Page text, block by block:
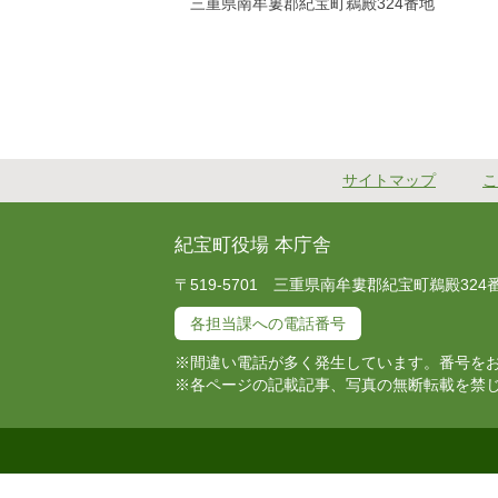
サイトマップ
紀宝町役場 本庁舎
〒519-5701 三重県南牟婁郡紀宝町鵜殿
各担当課への電話番号
※間違い電話が多く発生しています。番号を
※各ページの記載記事、写真の無断転載を禁